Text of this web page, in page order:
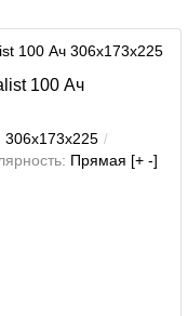
100 Ач
306x173x225
Прямая [+ -]